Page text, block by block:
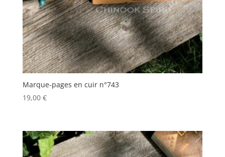
Marque-pages en cuir n°743
19,00 €